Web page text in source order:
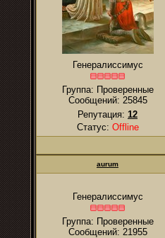
Генералиссимус
Группа: Проверенные
Сообщений: 25845
Репутация: 12
Статус: Offline
аurum
Генералиссимус
Группа: Проверенные
Сообщений: 21955